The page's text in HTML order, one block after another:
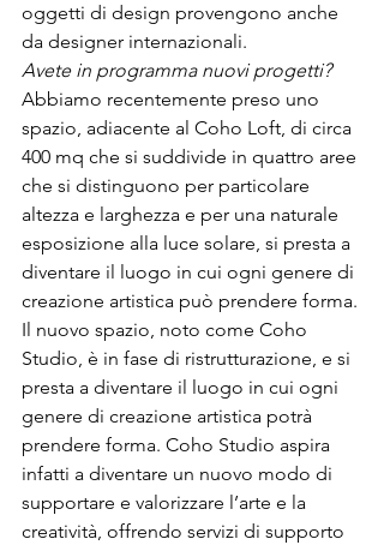
oggetti di design provengono anche
da designer internazionali.
Avete in programma nuovi progetti?
Abbiamo recentemente preso uno
spazio, adiacente al Coho Loft, di circa
400 mq che si suddivide in quattro aree
che si distinguono per particolare
altezza e larghezza e per una naturale
esposizione alla luce solare, si presta a
diventare il luogo in cui ogni genere di
creazione artistica può prendere forma.
Il nuovo spazio, noto come Coho
Studio, è in fase di ristrutturazione, e si
presta a diventare il luogo in cui ogni
genere di creazione artistica potrà
prendere forma. Coho Studio aspira
infatti a diventare un nuovo modo di
supportare e valorizzare l’arte e la
creatività, offrendo servizi di supporto